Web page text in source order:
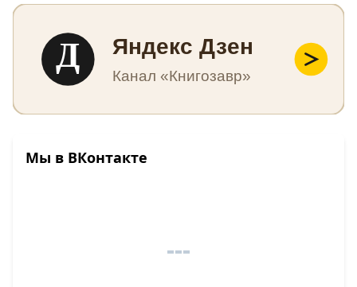
Д Яндекс Дзен
Канал «Книгозавр»
Мы в ВКонтакте